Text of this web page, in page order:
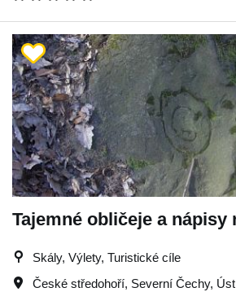
Tajemné obličeje a nápisy
Skály, Výlety, Turistické cíle
České středohoří, Severní Čechy,